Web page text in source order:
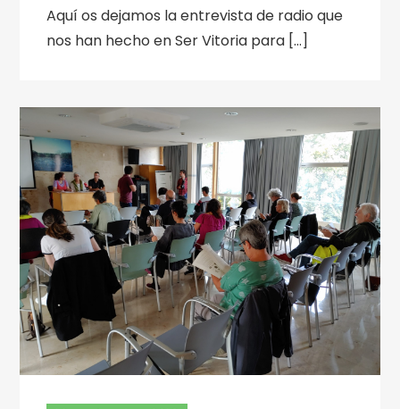
Aquí os dejamos la entrevista de radio que
nos han hecho en Ser Vitoria para […]